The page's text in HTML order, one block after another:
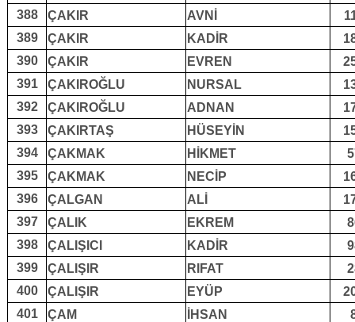
388
ÇAKIR AVNİ
389
ÇAKIR KADİR
390
ÇAKIR EVREN
391
ÇAKIROĞLU NURSAL
392
ÇAKIROĞLU ADNAN
393
ÇAKIRTAŞ HÜSEYİN
394
ÇAKMAK HİKMET
395
ÇAKMAK NECİP
396
ÇALGAN ALİ
397
ÇALIK EKREM
398
ÇALIŞICI KADİR
399
ÇALIŞIR RIFAT
400
ÇALIŞIR EYÜP
401
ÇAM İHSAN